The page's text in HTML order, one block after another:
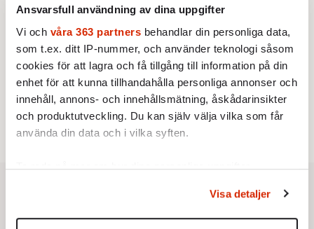
Ansvarsfull användning av dina uppgifter
Vi och våra 363 partners behandlar din personliga data,
som t.ex. ditt IP-nummer, och använder teknologi såsom
cookies för att lagra och få tillgång till information på din
enhet för att kunna tillhandahålla personliga annonser och
innehåll, annons- och innehållsmätning, åskådarinsikter
och produktutveckling. Du kan själv välja vilka som får
använda din data och i vilka syften.
Ta reda på mer om hur dina personliga uppgifter
Du kan ändra eller dra tillbaka ditt samtycke när som
helst från cookie-förklaringen.
Visa detaljer
KRÖNIKA
4.Nina Lekander:På ”Kommunisthögskolan” drömde
alla om att vara arbetarklass
KRÖNIKA
5.Frans Wachtmeister:Ja, AC är ett hot mot den
franska civilisationen
STICKET
6.Bitte Assarmo:Sagan om den lågbegåvade
ursprungsbefolkningen i Filipstad